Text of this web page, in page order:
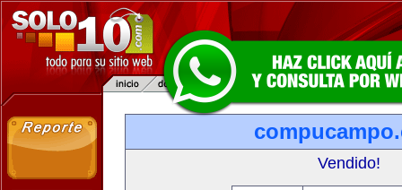
Vendido!